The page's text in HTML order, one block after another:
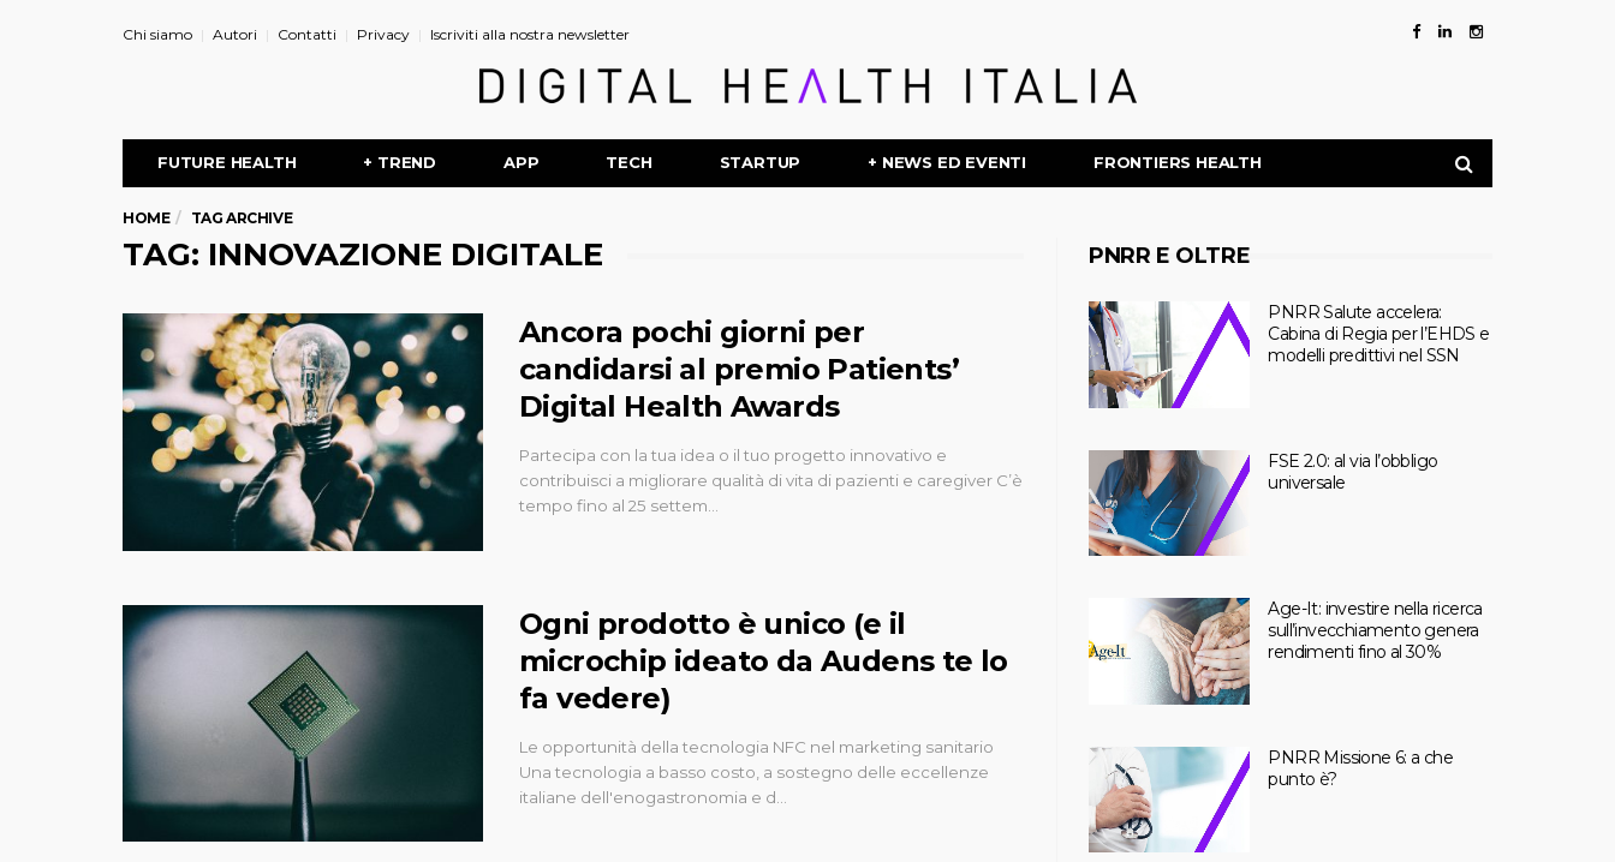
Chi siamo Autori Contatti Privacy Iscriviti alla nostra newsletter
FUTURE HEALTH + TREND APP TECH STARTUP + NEWS ED EVENTI FRONTIERS HEALTH
HOME TAG ARCHIVE
TAG: INNOVAZIONE DIGITALE
Ancora pochi giorni per
candidarsi al premio Patients’
Digital Health Awards
Partecipa con la tua idea o il tuo progetto innovativo e
contribuisci a migliorare qualità di vita di pazienti e caregiver C’è
tempo fino al 25 settem…
Ogni prodotto è unico (e il
microchip ideato da Audens te lo
fa vedere)
Le opportunità della tecnologia NFC nel marketing sanitario
Una tecnologia a basso costo, a sostegno delle eccellenze
italiane dell'enogastronomia e d…
PNRR E OLTRE
PNRR Salute accelera:
Cabina di Regia per l’EHDS e
modelli predittivi nel SSN
FSE 2.0: al via l’obbligo
universale
Age-It: investire nella ricerca
sull’invecchiamento genera
rendimenti fino al 30%
PNRR Missione 6: a che
punto è?